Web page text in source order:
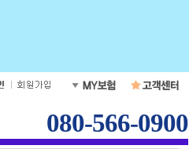
080-566-0900